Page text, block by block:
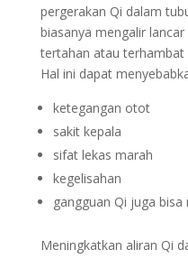
pergerakan Qi dalam
biasanya mengalir
tertahan atau terhambat
Hal ini dapat
ketegangan otot
sakit kepala
sifat lekas marah
kegelisahan
gangguan Qi juga
Meningkatkan aliran Qi